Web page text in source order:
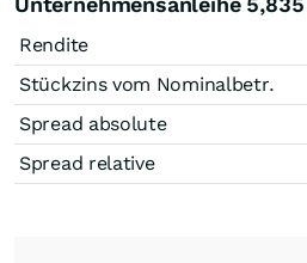
Rendite
Stückzins vom Nominalbetr.
Spread absolute
Spread relative